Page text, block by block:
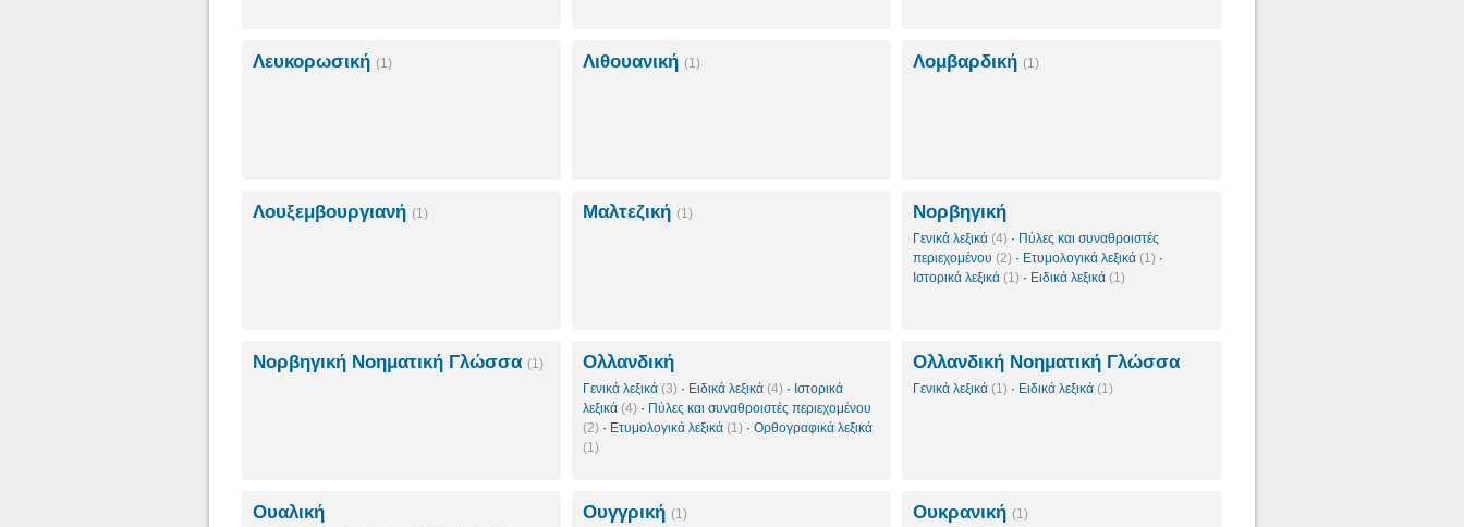
Λευκορωσική (1) Λιθουανική (1) Λομβαρδική (1)
Λουξεμβουργιανή (1) Μαλτεζική (1) Νορβηγική
Γενικά λεξικά (4) · Πύλες και συναθροιστές
περιεχομένου (2) · Ετυμολογικά λεξικά (1) ·
Ιστορικά λεξικά (1) · Ειδικά λεξικά (1)
Νορβηγική Νοηματική Γλώσσα (1) Ολλανδική
Γενικά λεξικά (3) · Ειδικά λεξικά (4) · Ιστορικά
λεξικά (4) · Πύλες και συναθροιστές περιεχομένου
(2) · Ετυμολογικά λεξικά (1) · Ορθογραφικά λεξικά
(1)
Ολλανδική Νοηματική Γλώσσα
Γενικά λεξικά (1) · Ειδικά λεξικά (1)
Ουαλική Ουγγρική (1) Ουκρανική (1)